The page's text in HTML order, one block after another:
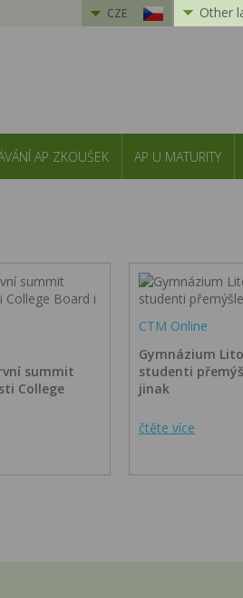
CZE Other
AP ZKOUŠEK AP U MATURITY
summit
College
CTM Online
Gymnázium
studenti
jinak
čtěte více